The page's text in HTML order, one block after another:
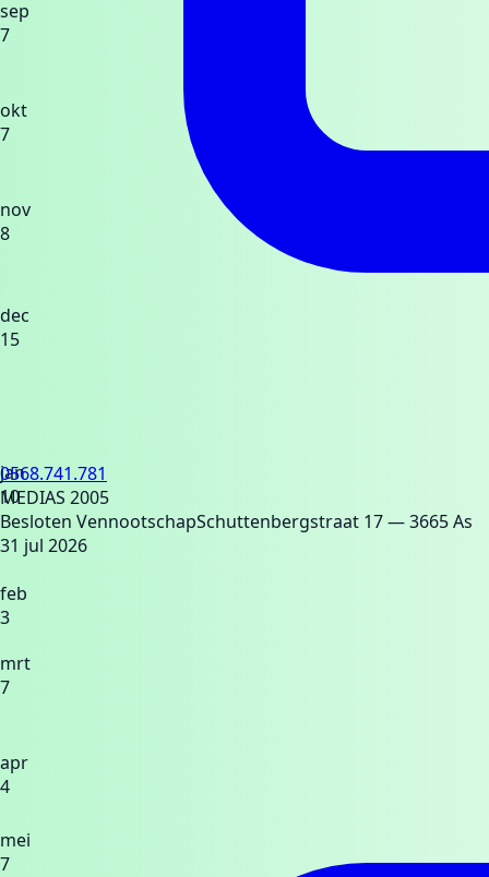
sep
7
okt
7
nov
8
dec
15
jan
10
feb
3
mrt
7
apr
4
mei
7
0568.741.781
MEDIAS 2005
Besloten VennootschapSchuttenbergstraat 17— 3665 As
31 jul 2026